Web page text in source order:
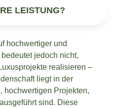
LEISTUNG?
hochwertiger und
jedoch nicht,
realisieren –
liegt in der
hochwertigen Projekten,
sind. Diese